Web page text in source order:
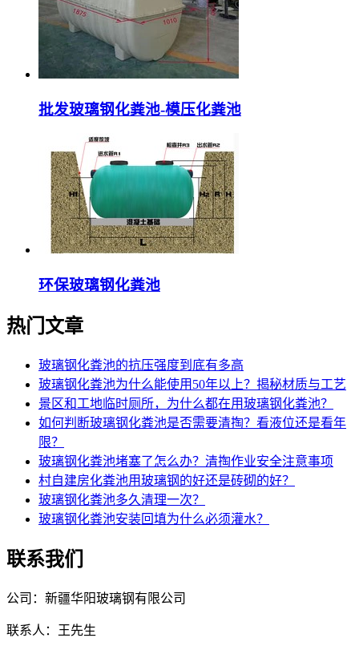
批发玻璃钢化粪池-模压化粪池
环保玻璃钢化粪池
热门文章
玻璃钢化粪池的抗压强度到底有多高
玻璃钢化粪池为什么能使用50年以上？揭秘材质与工艺
景区和工地临时厕所，为什么都在用玻璃钢化粪池？
如何判断玻璃钢化粪池是否需要清掏？看液位还是看年
限？
玻璃钢化粪池堵塞了怎么办？清掏作业安全注意事项
村自建房化粪池用玻璃钢的好还是砖砌的好？
玻璃钢化粪池多久清理一次？
玻璃钢化粪池安装回填为什么必须灌水？
联系我们
公司：新疆华阳玻璃钢有限公司
联系人：王先生